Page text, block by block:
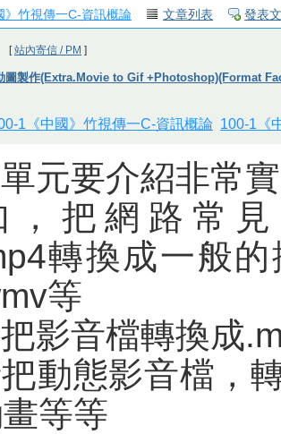
》竹視傳一C-資訊概論 文章列表 發表
[站內寄信 / PM ]
圖製作(Extra.Movie to Gif +Photoshop)(Format
1《中國》竹視傳一C-資訊概論 100-1《
元要介紹非常
，把網路常
轉換成一般
等
影音檔轉換成
動態影音檔，
等等